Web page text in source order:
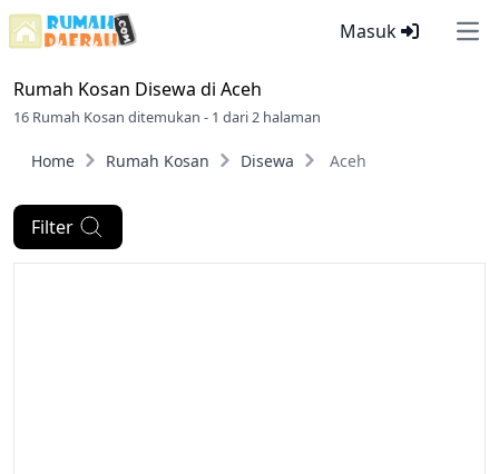
Masuk
Rumah Kosan Disewa di Aceh
16 Rumah Kosan ditemukan - 1 dari 2 halaman
Home Rumah Kosan Disewa Aceh
Filter